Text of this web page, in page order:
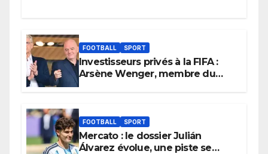
FOOTBALL SPORT
Investisseurs privés à la FIFA :
Arsène Wenger, membre du
FOOTBALL SPORT
Mercato : le dossier Julián
Álvarez évolue, une piste se